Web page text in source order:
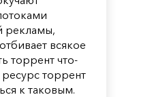
рекламы,
всякое
торрент что-
торрент
к таковым.